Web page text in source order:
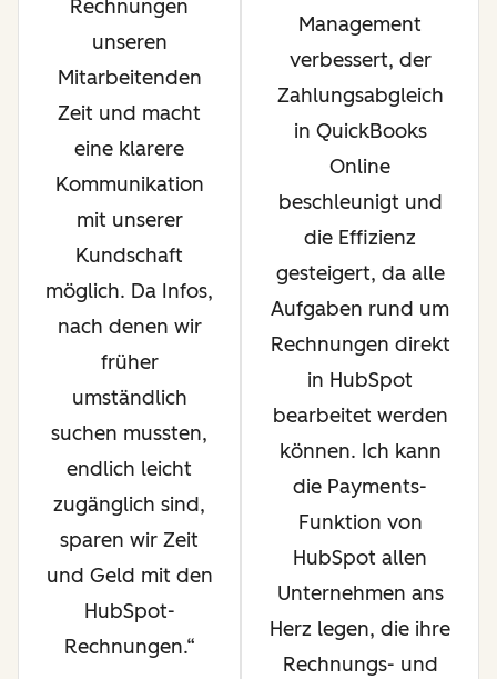
Rechnungen
unseren
Mitarbeitenden
Zeit und macht
eine klarere
Kommunikation
mit unserer
Kundschaft
möglich. Da Infos,
nach denen wir
früher
umständlich
suchen mussten,
endlich leicht
zugänglich sind,
sparen wir Zeit
und Geld mit den
HubSpot-
Rechnungen.
Management
verbessert, der
Zahlungsabgleich
in QuickBooks
Online
beschleunigt und
die Effizienz
gesteigert, da alle
Aufgaben rund um
Rechnungen direkt
in HubSpot
bearbeitet werden
können. Ich kann
die Payments-
Funktion von
HubSpot allen
Unternehmen ans
Herz legen, die ihre
Rechnungs- und